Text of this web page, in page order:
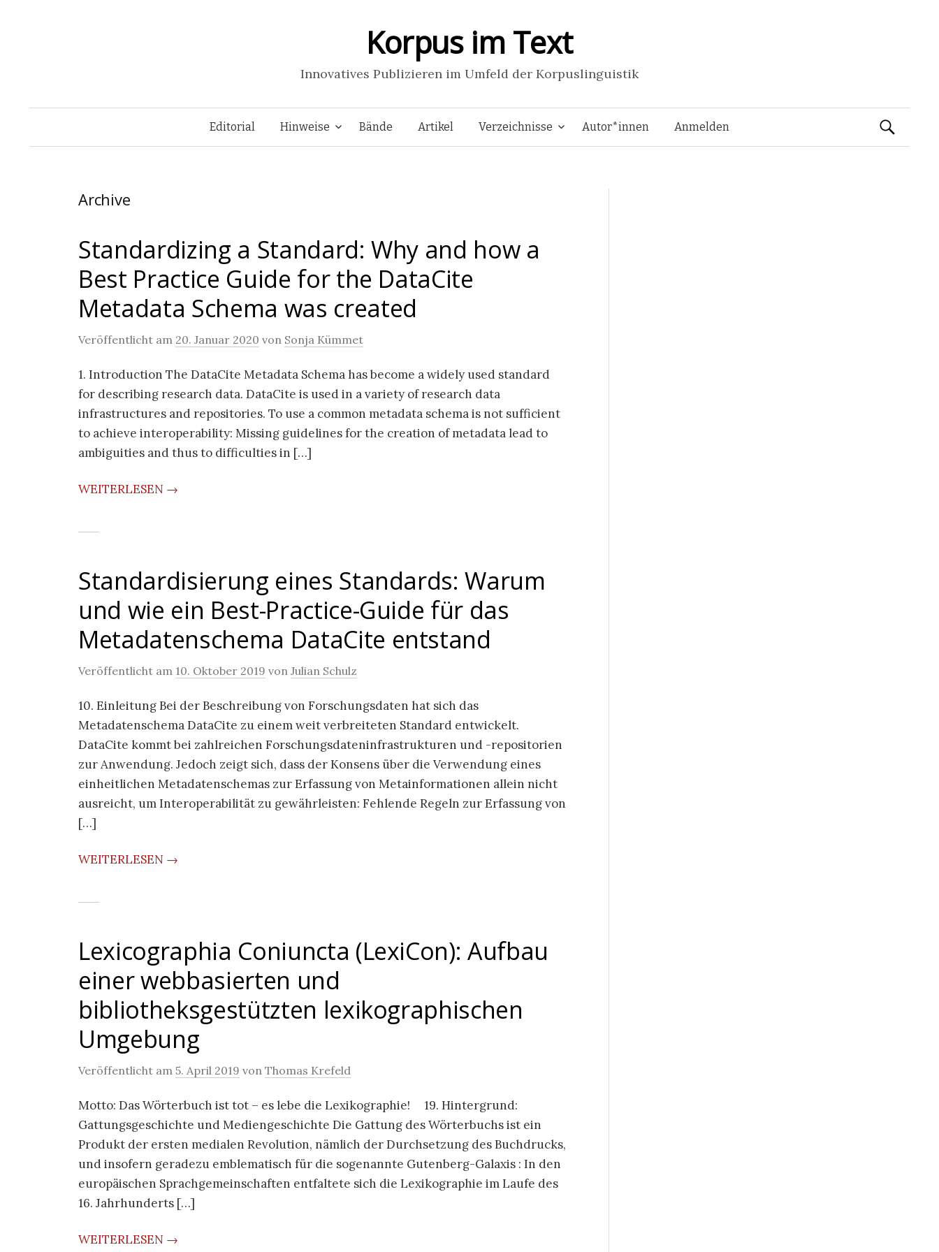
Korpus im Text
Innovatives Publizieren im Umfeld der Korpuslinguistik
Springe
Editorial Hinweise Bände Artikel Verzeichnisse Autor*innen Anmelden Suchen
Archive
Standardizing a Standard: Why and how a
Best Practice Guide for the DataCite
Metadata Schema was created
Veröffentlicht am 20. Januar 2020 von Sonja Kümmet
1. Introduction The DataCite Metadata Schema has become a widely used standard
for describing research data. DataCite is used in a variety of research data
infrastructures and repositories. To use a common metadata schema is not sufficient
to achieve interoperability: Missing guidelines for the creation of metadata lead to
ambiguities and thus to difficulties in […]
WEITERLESEN →
Standardisierung eines Standards: Warum
und wie ein Best-Practice-Guide für das
Metadatenschema DataCite entstand
Veröffentlicht am 10. Oktober 2019 von Julian Schulz
10. Einleitung Bei der Beschreibung von Forschungsdaten hat sich das
Metadatenschema DataCite zu einem weit verbreiteten Standard entwickelt.
DataCite kommt bei zahlreichen Forschungsdateninfrastrukturen und -repositorien
zur Anwendung. Jedoch zeigt sich, dass der Konsens über die Verwendung eines
einheitlichen Metadatenschemas zur Erfassung von Metainformationen allein nicht
ausreicht, um Interoperabilität zu gewährleisten: Fehlende Regeln zur Erfassung von
[…]
WEITERLESEN →
Lexicographia Coniuncta (LexiCon): Aufbau
einer webbasierten und
bibliotheksgestützten lexikographischen
Umgebung
Veröffentlicht am 5. April 2019 von Thomas Krefeld
Motto: Das Wörterbuch ist tot – es lebe die Lexikographie! 19. Hintergrund:
Gattungsgeschichte und Mediengeschichte Die Gattung des Wörterbuchs ist ein
Produkt der ersten medialen Revolution, nämlich der Durchsetzung des Buchdrucks,
und insofern geradezu emblematisch für die sogenannte Gutenberg-Galaxis : In den
europäischen Sprachgemeinschaften entfaltete sich die Lexikographie im Laufe des
16. Jahrhunderts […]
WEITERLESEN →